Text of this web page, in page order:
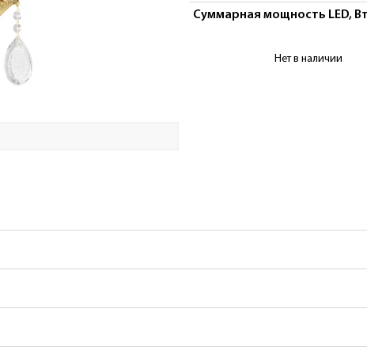
Суммарная мощность LED, Вт
Купить Бра Cappa
Нет в наличии